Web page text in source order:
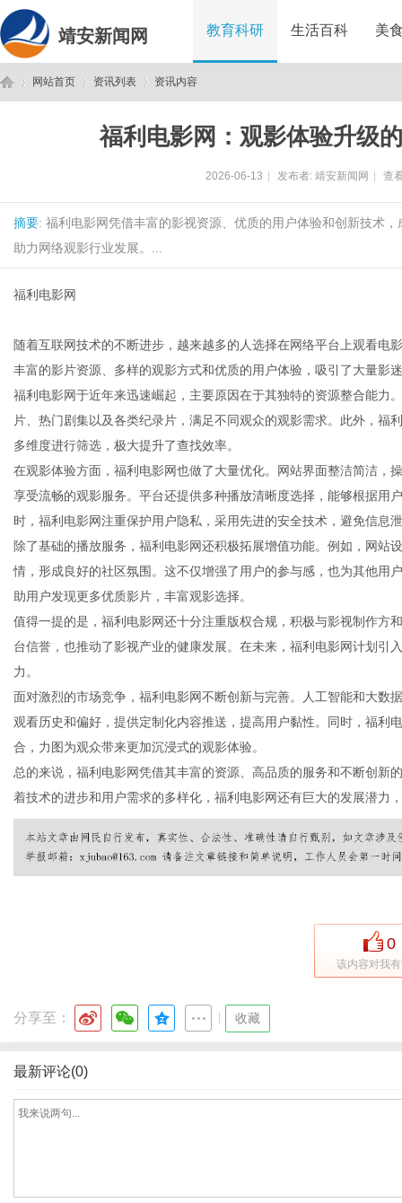
靖安新闻网 教育科研 生活百科 美
网站首页 资讯列表 资讯内容
福利电影网：观影体验升级
2026-06-13 发布者: 靖安新闻网 查
摘要: 福利电影网凭借丰富的影视资源、优质的用户体验和创新技术
助力网络观影行业发展。...
福利电影网
随着互联网技术的不断进步，越来越多的人选择在网络平台上观看电
丰富的影片资源、多样的观影方式和优质的用户体验，吸引了大量影
福利电影网于近年来迅速崛起，主要原因在于其独特的资源整合能力
片、热门剧集以及各类纪录片，满足不同观众的观影需求。此外，
多维度进行筛选，极大提升了查找效率。
在观影体验方面，福利电影网也做了大量优化。网站界面整洁简洁，
享受流畅的观影服务。平台还提供多种播放清晰度选择，能够根据用
时，福利电影网注重保护用户隐私，采用先进的安全技术，避免信息
除了基础的播放服务，福利电影网还积极拓展增值功能。例如，网站
情，形成良好的社区氛围。这不仅增强了用户的参与感，也为其他用
助用户发现更多优质影片，丰富观影选择。
值得一提的是，福利电影网还十分注重版权合规，积极与影视制作方
台信誉，也推动了影视产业的健康发展。在未来，福利电影网计划引
力。
面对激烈的市场竞争，福利电影网不断创新与完善。人工智能和大数
观看历史和偏好，提供定制化内容推送，提高用户黏性。同时，福利
合，力图为观众带来更加沉浸式的观影体验。
总的来说，福利电影网凭借其丰富的资源、高品质的服务和不断创新
着技术的进步和用户需求的多样化，福利电影网还有巨大的发展潜力
0
该内容对我
分享至： 收藏
最新评论(0)